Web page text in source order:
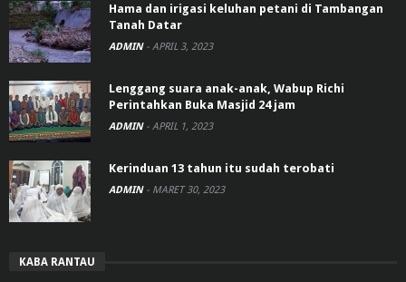
Hama dan irigasi keluhan petani di Tambangan
Tanah Datar
ADMIN - APRIL 3, 2023
Lenggang suara anak-anak, Wabup Richi
Perintahkan Buka Masjid 24 jam
ADMIN - APRIL 1, 2023
Kerinduan 13 tahun itu sudah terobati
ADMIN - MARET 30, 2023
KABA RANTAU